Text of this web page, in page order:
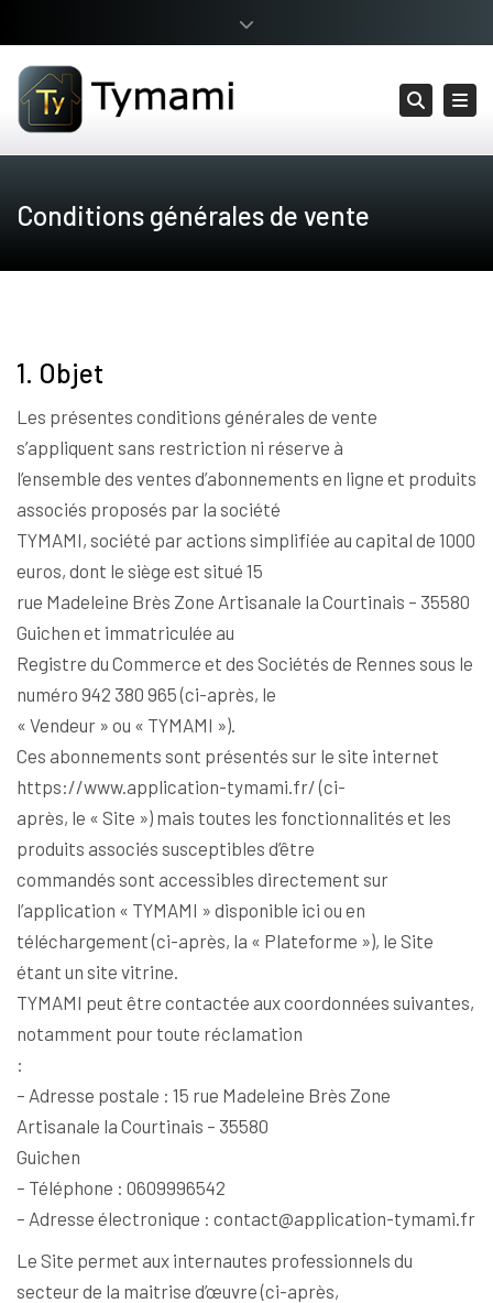
Mon compte / Inscription
Fermer la barre supérieure
Conditions générales de vente
1. Objet
Les présentes conditions générales de vente
s’appliquent sans restriction ni réserve à
l’ensemble des ventes d’abonnements en ligne et produits
associés proposés par la société
TYMAMI, société par actions simplifiée au capital de 1000
euros, dont le siège est situé 15
rue Madeleine Brès Zone Artisanale la Courtinais – 35580
Guichen et immatriculée au
Registre du Commerce et des Sociétés de Rennes sous le
numéro 942 380 965 (ci-après, le
« Vendeur » ou « TYMAMI »).
Ces abonnements sont présentés sur le site internet
https://www.application-tymami.fr/ (ci-
après, le « Site ») mais toutes les fonctionnalités et les
produits associés susceptibles d’être
commandés sont accessibles directement sur
l’application « TYMAMI » disponible ici ou en
téléchargement (ci-après, la « Plateforme »), le Site
étant un site vitrine.
TYMAMI peut être contactée aux coordonnées suivantes,
notamment pour toute réclamation
:
– Adresse postale : 15 rue Madeleine Brès Zone
Artisanale la Courtinais – 35580
Guichen
– Téléphone : 0609996542
– Adresse électronique : contact@application-tymami.fr
Le Site permet aux internautes professionnels du
secteur de la maitrise d’œuvre (ci-après,